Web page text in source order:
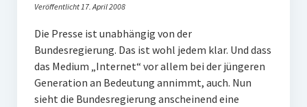
Social Media
PR-Theorie
Datenschutz
Veröffentlicht 17. April 2008
Die Presse ist unabhängig von der
Bundesregierung. Das ist wohl jedem klar. Und dass
das Medium „Internet“ vor allem bei der jüngeren
Generation an Bedeutung annimmt, auch. Nun
sieht die Bundesregierung anscheinend eine